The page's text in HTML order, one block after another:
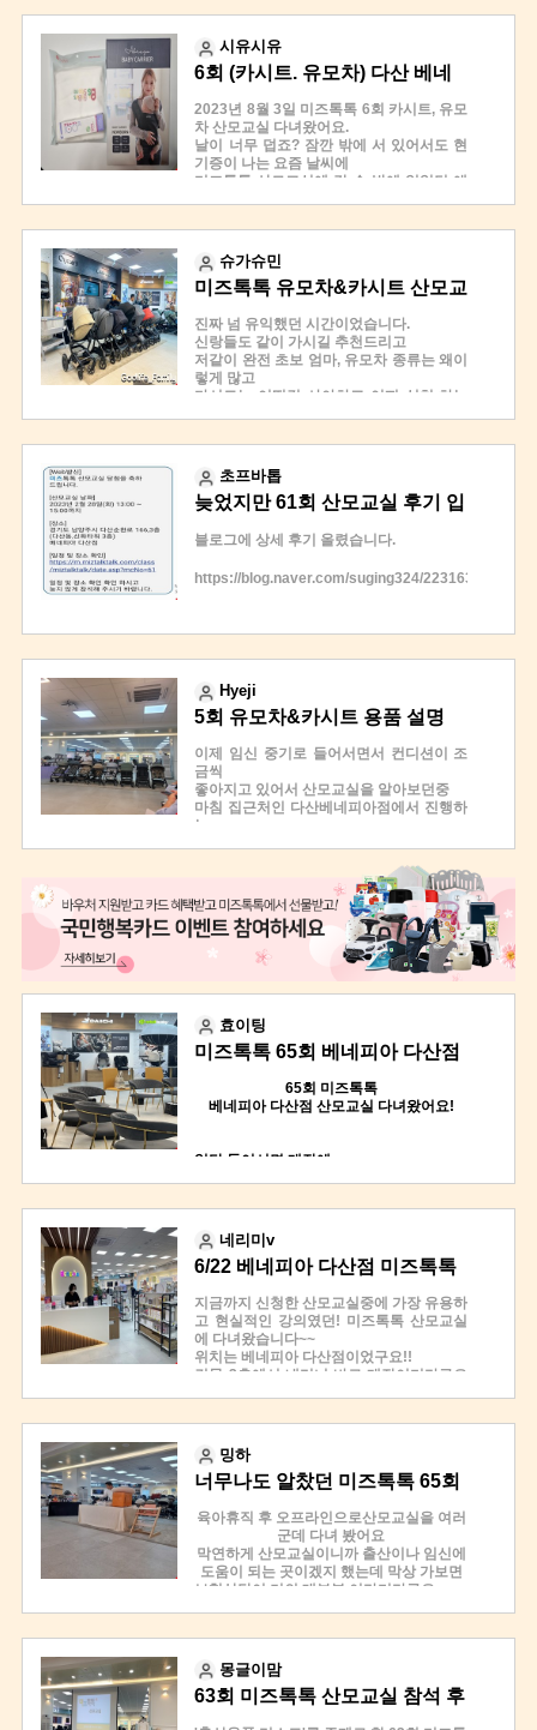
불러주셔서 감사했고
10월에 어느멋진날에 그 후로 자주 듣고 있
어요 ㅋㅋ
카시트도 바구니 신생아 쥬니어 카시트로
지 뒤보기 해야하는지 등등 알려주셔서 넘
좋았네요
저는 사실 아기 태어나서 집까지 안고 오려
고 했거든요 거리가짧아서 근데 차에서는
무조건 카시트에 탑승해야 한다는것도 산모
이 될거에용 경품도 완전 빵빵했는데 저는
암것도 안되었네요 그래도 아기띠 증정해주
셔서 감사히 받았습니당
가봤던 산모교실중에 가장 멀어서 갈까말까
잘했다고 생각한 산모교실 입니다
왕 추천 합니다! :)
이와중에 제가 제일 늦게 임신해서는 이것
저것 물어보니
기억이 안난다 잘모르겠다를 더많이 이야기
해주고..
했는데
뭐가 필요하다 몇개가 필요하다등 다다르게
이야기하니
헷갈리기만하고해서 전문가분을 찾아 산모
교실을 신청하게 되었어용
자차였으면 20분정도 걸렸겠지만 뚜벅이인
려서 도착했구용..ㅎㅎ 초행길이랑 두정거
장 더가서 내리는바람에 시간이 더걸렸어용
ㅠㅠㅋ
1부는 출산용품 리스트 사용 방법/ 출산용
나만의 출산용품 리스트 만들기 였고
1부가 끝나고 20분정도 휴식과 자유롭게 매
장 둘러보기
2부는 성악가에게 직접 듣는 산모에게 좋은
노래듣기(태교시간)
1부 이어서 출산용품 상세설명및 카시트와
1등은 아기침대/ 2등 브라운체온계/ 3등 블
루래빗 토이북 이였구요
저는 2등에 당첨되어 체온계를 받았어용
서..
첨안된거 보다 좋으니
가는길은 덥고 힘들었지만은 좋은상품받아
산후도우미.유아교육책
이런것 부스를 돌면서 저의 정보를 알려주
고 해야되서 쫌 그랫는데
너무 좋았고 알고싶은것만 쏙쏙 귀에들어오
는 유익한시간이였습니다.
설명해주시고 뽑기잘뽑아주신 송쌤 감사합
니당~~!!
면 좋겠네용😊😊
시유시유
6회 (카시트. 유모차) 다산 베네
치아 산모교실 참여했어요}!!
2023년 8월 3일 미즈톡톡 6회 카시트, 유모
차 산모교실 다녀왔어요.
날이 너무 덥죠? 잠깐 밖에 서 있어서도 현
기증이 나는 요즘 날씨에
미즈톡톡 산모교실에 갈 수 밖에 없었던 얘
하면 다 된다고 생각하시면 안돼요. 흑흑~//
다시 신청해서 두번째 신청에 당첨이 되었
는데
휴가시즌이랑 날짜가 겹쳐서 사실 엄청 고
고민 끝에 놀러가는 것보다 산모교실에 가
야겠다고 결정을 했답니다.
이유는 바로~~!! 미즈톡톡만의 교육주제 때
문이었어요.
저는 늦은 나이에 생각치도 못한 귀한 애기
늘 얻었어요.
안되어있는 상황이라
마냥 기뻐할 수만은 없었죠. 무엇을 사야하
고 어떤 준비를 해야할지
넘쳐자는 브랜드와 정보 속에 대혼란이 왔
친구들은 이미 학부모라 신생아시절 기억이
카페 정보들도 이미 과부하상태였고 비싼
용기한이 3~4개월정도라는 거에
다만 반복되는 보험설명. 태교 책 등 이런 주
제에 더이상 산모교실도 답이 없겠다싶을
때 미즈톡톡을 알게 되었습니다.
그래서 휴가포기, 산모교실로 왔는데 정말
너무너무너무너무너무 유익했습니다. 알고
싶었던 정보들이 가득했고 가려움이 해결되
는 느낌? 이제야 속이 후련하단 느낌? 이젠
저 들었어요.
인터넷, 유튜브 아무리 봐 본들, 직접 만지고
체험해보는 걸 따라갈수 있을까요? 미즈톡
톡 산모교실은 오감체험 학습장이에요.
유모차를 직접 끌어도 보고, 접어도 보고, 무
게감도 느껴보니
디럭스, 절충형, 휴대용의 구분을 정확히 이
6~7개 이상의 브랜드를 비교분석 설명해주
했어요. 몰랐다면 비싸고 유명한 거 걍 샀을
지도 모를 일이죠.
알고나니 똑똑한 소비자가 된 것 같았어요.
카시트도 마찬가지! 신생아카시트가 3~4세
까지 사용한다는 걸, 이너시트가 왜 있는지,
토들러, 유아어린용 구분점을 알게되니 무
기모형 인형으로 성장에 따른 카시트 크기,
직접 보여주고 눈으로 확인하니 선택지가
점점 줄어들게 되더라구요.
려고 했었나? 한심스럽기도 했고, 배우게
되어 다행이라 여겼어요.
선택지가 줄어들고 원하는 제품 리스트업이
되니 속이 후련했어요.
산모교실 두 시간이 어떻게 흘러갔는지도
모르게 끝이 났구요.
저는 밖에서 기다리던 남편도 오게 해서 함
께 체험하고, 일대일 상담 문의도 한다고 다
그리고 출산용품 산모교실도 꼭 오고싶다고
했는데, 당첨될진 모르겠네요 ㅋ
은 각 주제별로 신청가능해요.
이제 겨우 카시트, 유모차 알게되었구요.
아기이불, 수건, 화장품, 세제, 젖병, 소독기,
침대 등 아직 정할 게 너무 많이 남았는데 속
시원하게 정리해줄 것 같아 다시 오고 싶은
산모교실입니다.
브랜드별로 비교분석해주는 곳이 또 있을까
요?
만 하잖아요. 잘 듣고 비교분석해야 하는 건
그래서 전 박람회에서도 결국 과부하~ 아무
것도 결정할 수가 없더라구요.
미즈톡톡 산모교실에서 많은 걸 배우고 결
슈가슈민
미즈톡톡 유모차&카시트 산모교
실 6회 찐 후기
진짜 넘 유익했던 시간이었습니다.
신랑들도 같이 가시길 추천드리고
저같이 완전 초보 엄마, 유모차 종류는 왜이
렇게 많고
카시트는 어떤걸 사야하고 어찌 설치 하는
완전 강추 강추.. 당첨이 못된게 너무 안타까
울뿐 ㅠㅜ
난 사운드북이 탐났는데~~!!!
자세한 후기는
더 남겼습니다.
초프바톱
늦었지만 61회 산모교실 후기 입
니다.
블로그에 상세 후기 올렸습니다.
https://blog.naver.com/suging324/223163235053
나는 제 #61회 미즈톡톡 산모교실에 당첨되
었다.
60회 산모교실에도 신청을 했는데
개인사정으로 시간을 못맟춰서 갈 수 없었
다.
61회 신청을 했는데
다행히 당첨되었다고 문자가 왔다 ^^
미즈톡톡 산모교실은
코로나 전까지 강남, 구리, 부산, 일산 등에
서 실시하다가
도착하면
인 할 수 있다.
도착하면 쇼핑백에 #사은품과 순서지가 담
긴 파일을 주신다.
그 숫자가
바로 내 #추첨번호가 된다.
Hyeji
5회 유모차&카시트 용품 설명
산모교실 후기
이제 임신 중기로 들어서면서 컨디션이 조
금씩
좋아지고 있어서 산모교실을 알아보던중
마침 집근처인 다산베네피아점에서 진행하
는
초산이기도하고 아직용품에 대해 모르는게
너무
많아서 이번 산모교실이 많은 도움이 되었
특히 유모차 카시트 설명부터 카시트 안전
그리고 마지막 경품추첨시간에 1등에 당첨
되어서
투티밤비니 아기침대를 택배로 받게되었습
전원 참석자들에게는 아기띠가 선물로 나갑
니당
효이팅
미즈톡톡 65회 베네피아 다산점
산모교실 찐후기!
65회 미즈톡톡
베네피아 다산점 산모교실 다녀왔어요!
일단 들어 서면 매장에
베네피아 다산점에서 진행하는
산모교실에는 두가지 있는데 (출산,육아용
품 혹은 유모차,카시트)
오늘은 출산용품 육아용품 관련해서 듣고
아기 재우기 놀이 먹이기 입히기 등
카테고리별로 설명을 해주셔서
귀에 쏙쏙 들어왔어요 !
사장님께서 열정적으로 설명해주시고 계십
니다 ㅋㅋ
직접 만져보고 질의응답해도 친절히 설명해
주시고요
깜짝 선물도 산모들에게 유용한거 주시니까
다들 적극적으로 참여하시더라구요 ㅎㅎ
1부/2부 이런식으로 나뉘어있는데
1부 끝나고 쉬는시간 20분 정도 가지고 자
유롭게 둘러 본 후에
아기들이 듣기 좋은 노래 불러주십니다!
사실 기대 안했는데,
네리미v
6/22 베네피아 다산점 미즈톡톡
산모교실 후기!
지금까지 신청한 산모교실중에 가장 유용하
고 현실적인 강의였던! 미즈톡톡 산모교실
에 다녀왔습니다~~
위치는 베네피아 다산점이었구요!!
건물 3층에서 내리니 바로 매장이더라구요
는 센스있게 음료와 간단한 과자도 준비되
어있었어용!
(벌써부터 친절하고 배려심있는 분위기가
물씬❤︎)
넓은 베이비페어에서 사람에 치이며 발아프
게 봐야했던 여러 브랜드들이 한눈에 정리
되어있는거에요!
이런곳이 있는줄 전혀 몰랐어요 ㅎㅎㅎ
카시트, 유모차, 하이체어, 아기띠 등 가격이
팩 등 자잘한 것들까지!!
유명 브랜드들의 출산&육아용품들을 다양
하게 팔고 있더라구요~~
베이비페어가면 아무래도 사람들도 많고..
밍하
너무나도 알찼던 미즈톡톡 65회
산모교실 후기 빠밤!
육아휴직 후 오프라인으로산모교실을 여러
군데 다녀 봤어요
막연하게 산모교실이니까 출산이나 임신에
도움이 되는 곳이겠지 했는데 막상 가보면
보험상담이 거의 대부분 이라더라구요 ㅠㅠ
톡도 산모교실을 진행 한다는걸 알았어요
또 속을순 없지 하는 마음으로 열심히 찾아
봤는데 다녀오신분들 후기가 너무 좋더라구
요!!
몽글이맘
63회 미즈톡톡 산모교실 참석 후
기 (출산용품리스트)